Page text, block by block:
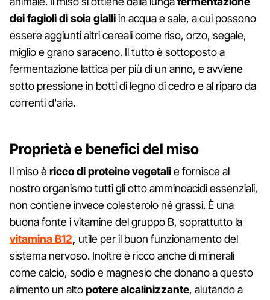
dei fagioli di soia gialliin acqua e sale, a cui possono
essere aggiunti altri cereali come riso, orzo, segale,
miglio e grano saraceno. Il tutto è sottoposto a
fermentazione lattica per più di un anno, e avviene
sotto pressione in botti di legno di cedro e al riparo da
correnti d'aria.
Proprietà e benefici del miso
Il miso èricco di proteine vegetalie fornisce al
nostro organismo tutti gli otto amminoacidi essenziali,
non contiene invece colesterolo né grassi. È una
buona fonte i vitamine del gruppo B, soprattutto la
vitamina B12, utile per il buon funzionamento del
sistema nervoso. Inoltre è ricco anche di minerali
come calcio, sodio e magnesio che donano a questo
alimento un altopotere alcalinizzante, aiutando a